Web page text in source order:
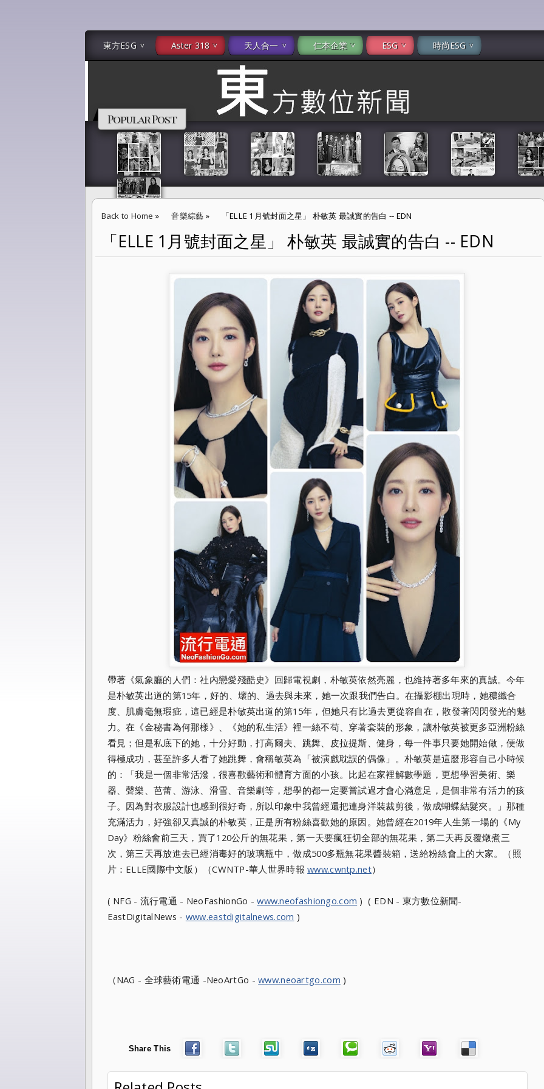
東方ESG Aster 318 天人合一 仁本企業 ESG 時尚ESG
Popular Post
Back to Home » 音樂綜藝 » 「ELLE 1月號封面之星」 朴敏英 最誠實的告白 -- EDN
「ELLE 1月號封面之星」 朴敏英 最誠實的告白 -- EDN
帶著《氣象廳的人們：社內戀愛殘酷史》回歸電視劇，朴敏英依然亮麗， 也維持著多年來的真誠。今年
是朴敏英出道的第15年，好的、 壞的、過去與未來，她一次跟我們告白。在攝影棚出現時， 她穠纖合
度、肌膚毫無瑕疵，這已經是朴敏英出道的第15年， 但她只有比過去更從容自在，散發著閃閃發光的魅
力。在《金秘書為何那樣》、《她的私生活》裡一絲不苟、穿著套裝的形象， 讓朴敏英被更多亞洲粉絲
看見；但是私底下的她，十分好動，打高爾夫、跳舞、皮拉提斯、健身，每一件事只要她開始做，便做
得極成功，甚至許多人看了她跳舞，會稱敏英為「被演戲耽誤的偶像」。朴敏英是這麼形容自己小時候
的：「我是一個非常活潑，很喜歡藝術和體育方面的小孩。比起在家裡解數學題，更想學習美術、樂
器、聲樂、芭蕾、游泳、滑雪、音樂劇等，想學的都一定要嘗試過才會心滿意足，是個非常有活力的孩
子。 因為對衣服設計也感到很好奇， 所以印象中我曾經還把連身洋裝裁剪後，做成蝴蝶結髮夾。」那種
充滿活力，好強卻又真誠的朴敏英， 正是所有粉絲喜歡她的原因。她曾經在2019年人生第一場的《My
Day》粉絲會前三天，買了120公斤的無花果，第一天要瘋狂切全部的無花果，第二天再反覆燉煮三
次，第三天再放進去已經消毒好的玻璃瓶中，做成500多瓶無花果醬裝箱，送給粉絲會上的大家。（照
片： ELLE國際中文版）（CWNTP-華人世界時報www.cwntp.net）
( NFG - 流行電通 - NeoFashionGo -www.neofashiongo.com ) ( EDN - 東方數位新聞-
EastDigitalNews - www.eastdigitalnews.com )
（NAG - 全球藝術電通 -NeoArtGo -www.neoartgo.com )
Share This